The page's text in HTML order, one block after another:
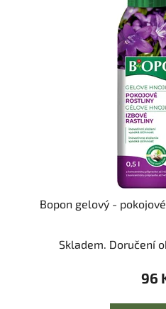
Bopon gelový -
Skladem. Doručení
96